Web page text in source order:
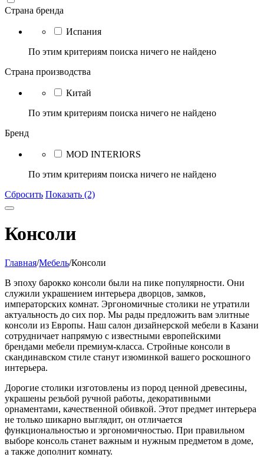
Страна бренда
Испания
По этим критериям поиска ничего не найдено
Страна производства
Китай
По этим критериям поиска ничего не найдено
Бренд
MOD INTERIORS
По этим критериям поиска ничего не найдено
Сбросить Показать (2)
Консоли
Главная/Мебель/Консоли
В эпоху барокко консоли были на пике популярности. Они
служили украшением интерьера дворцов, замков,
императорских комнат. Эргономичные столики не утратили
актуальность до сих пор. Мы рады предложить вам элитные
консоли из Европы. Наш салон дизайнерской мебели в Казани
сотрудничает напрямую с известными европейскими
брендами мебели премиум-класса. Стройные консоли в
скандинавском стиле станут изюминкой вашего роскошного
интерьера.
Дорогие столики изготовлены из пород ценной древесины,
украшены резьбой ручной работы, декоративными
орнаментами, качественной обивкой. Этот предмет интерьера
не только шикарно выглядит, он отличается
функциональностью и эргономичностью. При правильном
выборе консоль станет важным и нужным предметом в доме,
а также дополнит комнату.